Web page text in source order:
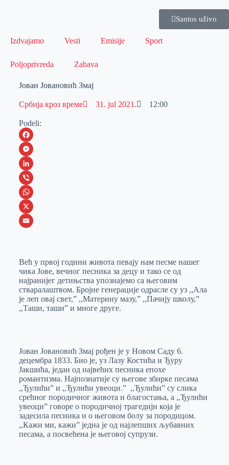
Santos uživo
Izdvajamo Vesti Emisije Sport
Poljoprivreda Zabava
Јован Јовановић Змај
Србија кроз време 31. jul 2021. 12:00
Podeli:
F
a
c
e
b
o
M
e
s
s
e
e
r
L
i
n
k
I
n
V
i
b
W
h
s
A
p
X
a
i
l
Већ у првој години живота певају нам песме нашег
чика Јове, вечног песника за децу и тако се од
најранијег детињства упознајемо са његовим
стваралаштвом. Бројне генерације одрасле су уз ,,Ала
је леп овај свет,” ,,Материну мазу,” ,,Пачију школу,”
,,Таши, таши” и многе друге.
Јован Јовановић Змај рођен је у Новом Саду 6.
децембра 1833. Био је, уз Лазу Костића и Ђуру
Јакшића, један од највећих песника епохе
романтизма. Најпознатије су његове збирке песама
,,Ђулићи” и ,,Ђулићи увеоци.” ,,Ђулићи” су слика
срећног породичног живота и благостања, а ,,Ђулићи
увеоци” говоре о породичној трагедији која је
задесила песника и о његовом болу за породицом.
,,Кажи ми, кажи” једна је од најлепших љубавних
песама, а посвећена је његовој супрузи.